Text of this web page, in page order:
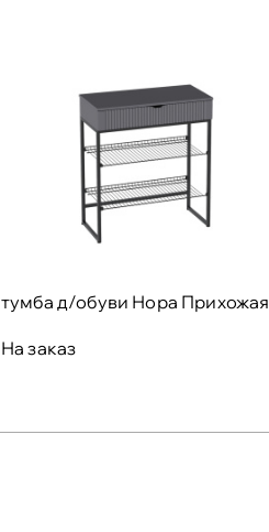
тумба д/обуви Нора Прихожая
На заказ